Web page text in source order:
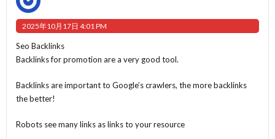
2025年10月17日 4:01 PM
Seo Backlinks
Backlinks for promotion are a very good tool.
Backlinks are important to Google’s crawlers, the more backlinks
the better!
Robots see many links as links to your resource